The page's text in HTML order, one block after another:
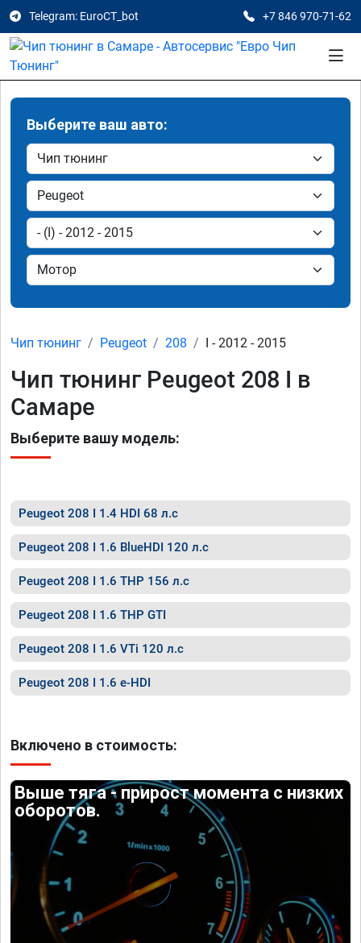
Telegram: EuroCT_bot +7 846 970-71-62
Выберите ваш авто:
Чип тюнинг Peugeot 208 I - 2012 - 2015
Чип тюнинг Peugeot 208 I в
Самаре
Выберите вашу модель:
Peugeot 208 I 1.4 HDI 68 л.с
Peugeot 208 I 1.6 BlueHDI 120 л.с
Peugeot 208 I 1.6 THP 156 л.с
Peugeot 208 I 1.6 THP GTI
Peugeot 208 I 1.6 VTi 120 л.с
Peugeot 208 I 1.6 e-HDI
Включено в стоимость:
Выше тяга - прирост момента с низких
оборотов.